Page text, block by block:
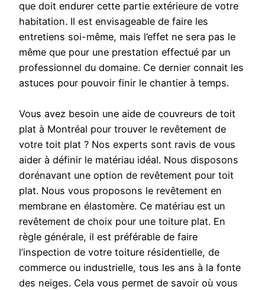
que doit endurer cette partie extérieure de votre
habitation. Il est envisageable de faire les
entretiens soi-même, mais l’effet ne sera pas le
même que pour une prestation effectué par un
professionnel du domaine. Ce dernier connait les
astuces pour pouvoir finir le chantier à temps.
Vous avez besoin une aide de couvreurs de toit
plat à Montréal pour trouver le revêtement de
votre toit plat ? Nos experts sont ravis de vous
aider à définir le matériau idéal. Nous disposons
dorénavant une option de revêtement pour toit
plat. Nous vous proposons le revêtement en
membrane en élastomère. Ce matériau est un
revêtement de choix pour une toiture plat. En
règle générale, il est préférable de faire
l’inspection de votre toiture résidentielle, de
commerce ou industrielle, tous les ans à la fonte
des neiges. Cela vous permet de savoir où vous